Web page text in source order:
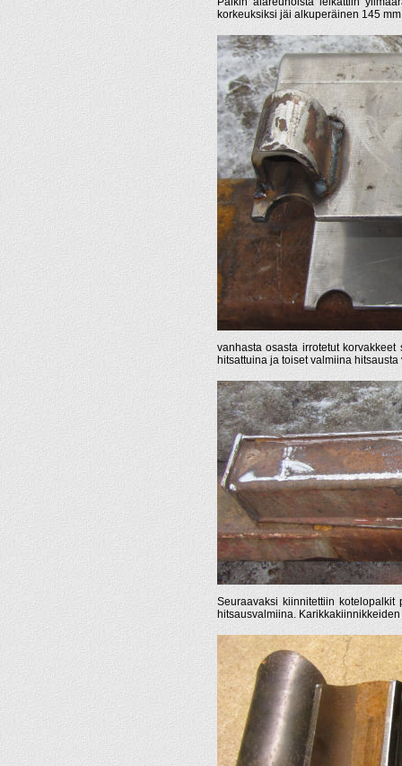
korkeuksiksi jäi alkuperäinen 145
vanhasta osasta irrotetut
hitsattuina ja toiset valmiina hitsausta
Seuraavaksi kiinnitettiin
hitsausvalmiina.